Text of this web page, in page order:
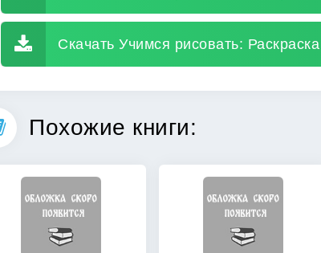
Скачать Учимся рисовать:
Похожие книги: